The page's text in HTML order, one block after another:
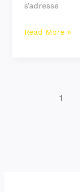
s’adresse
Read More »
1